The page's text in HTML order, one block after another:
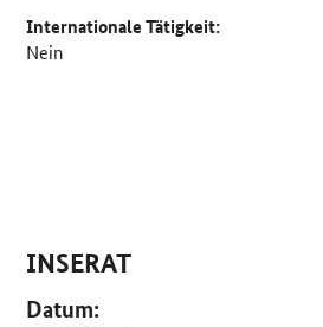
Internationale Tätigkeit:
Nein
INSERAT
Datum: